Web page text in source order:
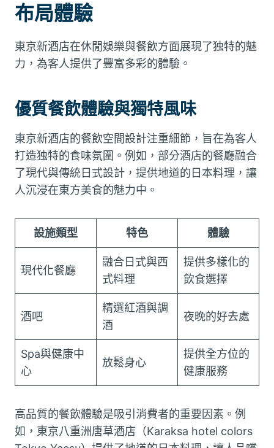
布局體驗
東京新酒店在休閒娛樂與餐飲方面展現了独特的魅
力，為客人提供了豐富多彩的體驗。
優質餐飲體驗與獨特風味
東京新酒店的餐飲空間設計注重細節，旨在為客人
打造独特的食味氛圍。例如，部分酒店的餐廳融合
了現代與傳統日式設計，提供地道的日本料理，讓
人沉浸在東方美食的魅力中。
設施類型 特色 體驗
現代化餐廳
融合日式與西
式料理
提供多樣化的
飲食選擇
酒吧
精選紅酒與調
酒
夜晚的好去處
Spa與健康中
心
放鬆身心
提供全方位的
健康服務
高品質的餐飲體驗是吸引消費者的重要因素。例
如，東京八重洲唐草酒店（Karaksa hotel colors